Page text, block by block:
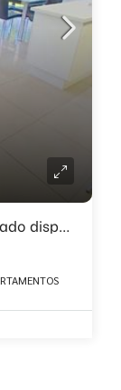
Apartamento luminoso y bien ubicado disponible en alquiler anual!!